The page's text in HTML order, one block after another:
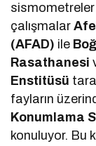
sismometreler
çalışmalar
(AFAD) ile
Rasathanesi
Enstitüsü
fayların
Konumlama
konuluyor. Bu